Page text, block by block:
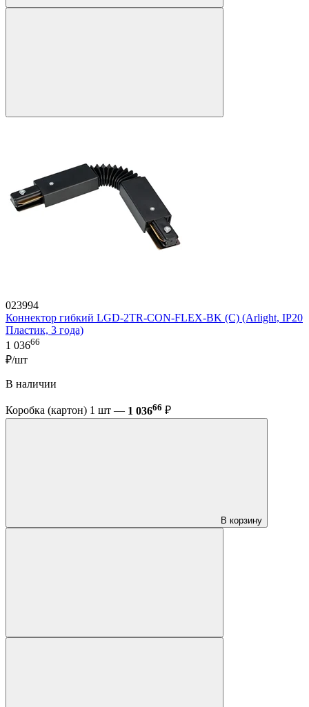
023994
Коннектор гибкий LGD-2TR-CON-FLEX-BK (C) (Arlight, IP20
Пластик, 3 года)
1 03666
₽/шт
В наличии
Коробка (картон) 1 шт — 1 03666 ₽
В корзину